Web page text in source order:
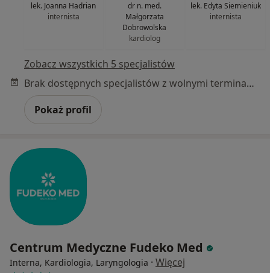
lek. Joanna Hadrian
internista
dr n. med.
Małgorzata
Dobrowolska
kardiolog
lek. Edyta Siemieniuk
internista
Zobacz wszystkich 5 specjalistów
Brak dostępnych specjalistów z wolnymi terminami w tym centrum medycznym.
Pokaż profil
Centrum Medyczne Fudeko Med
Interna, Kardiologia, Laryngologia · Więcej